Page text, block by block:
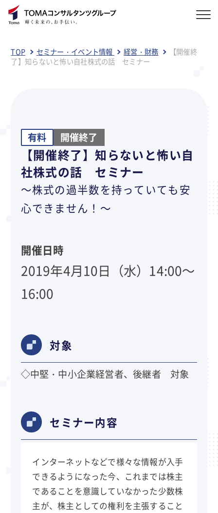
TOP セミナー・イベント情報 経営・財務
【開催終
了】知らないと怖い自社株式の話 セミナー
有料 開催終了
【開催終了】知らないと怖い自
社株式の話 セミナー
～株式の過半数を持っていても安
心できません！～
開催日時
2019年4月10日（水）14:00～
16:00
対象
◇中堅・中小企業経営者、後継者 対象
セミナー内容
インターネットなどで様々な情報が入手
できるようになった今、これまでは株主
であることを意識していなかった少数株
主が、株主としての権利を主張すること